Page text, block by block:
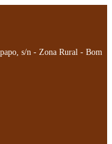
s/n - Zona Rural - Bom